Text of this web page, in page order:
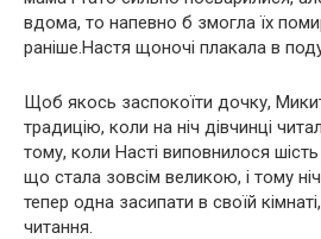
вдома, то напевно б змогла їх
раніше.Настя щоночі плакала в
Щоб якось заспокоїти дочку,
традицію, коли на ніч дівчинці
тому, коли Насті виповнилося
що стала зовсім великою, і тому
тепер одна засипати в своїй
читання.